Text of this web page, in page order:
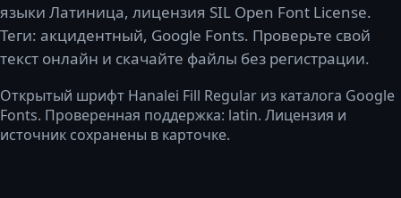
языки Латиница, лицензия SIL Open Font License.
Теги: акцидентный, Google Fonts. Проверьте свой
текст онлайн и скачайте файлы без регистрации.
Открытый шрифт Hanalei Fill Regular из каталога Google
Fonts. Проверенная поддержка: latin. Лицензия и
источник сохранены в карточке.